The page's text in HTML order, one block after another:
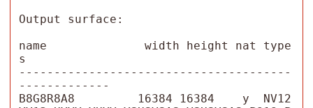
Output surface:
name              width height nat type
s
---------------------------------------
-------------
B8G8R8A8         16384 16384    y  NV12